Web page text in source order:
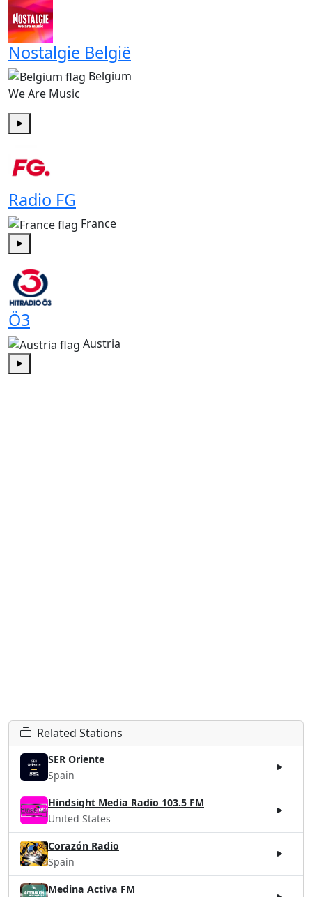
Nostalgie België
Belgium
We Are Music
Radio FG
France
Ö3
Austria
Play
Related Stations
SER Oriente
Spain
Hindsight Media Radio 103.5 FM
United States
Corazón Radio
Spain
Medina Activa FM